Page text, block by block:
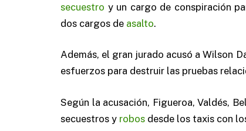
secuestro y un cargo de conspiración
dos cargos de asalto.
Además, el gran jurado acusó a Wilson
esfuerzos para destruir las pruebas
Según la acusación, Figueroa, Valdés,
secuestros y robos desde los taxis con